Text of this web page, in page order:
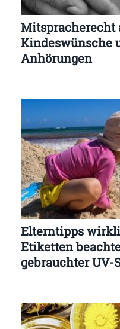
Mitspracherecht
Kindeswünsche
Anhörungen
Elterntipps
Etiketten
gebrauchter